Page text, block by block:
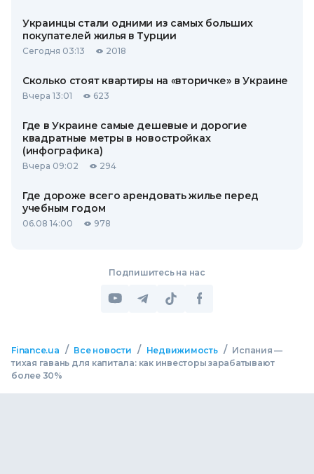
Украинцы стали одними из самых больших
покупателей жилья в Турции
Сегодня 03:13 2018
Сколько стоят квартиры на «вторичке» в Украине
Вчера 13:01 623
Где в Украине самые дешевые и дорогие
квадратные метры в новостройках
(инфографика)
Вчера 09:02 294
Где дороже всего арендовать жилье перед
учебным годом
06.08 14:00 978
Подпишитесь на нас
Finance.ua / Все новости / Недвижимость / Испания —
тихая гавань для капитала: как инвесторы зарабатывают
более 30%